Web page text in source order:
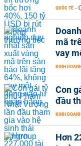
QUỐC TẾ -
mã
vay
KINH
Con
đầu
KINH
Hơn